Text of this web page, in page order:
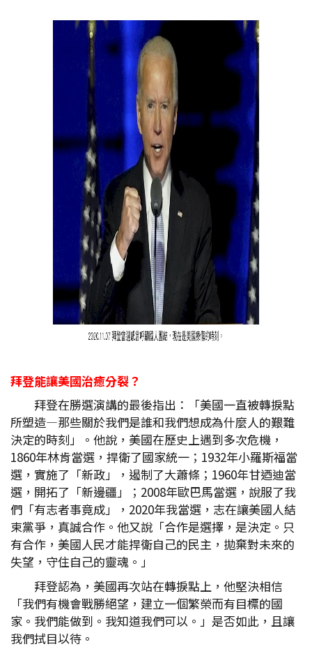
拜登能讓美國治癒分裂？
拜登在勝選演講的最後指出：「美國一直被轉捩點
所塑造—那些關於我們是誰和我們想成為什麼人的艱難
決定的時刻」。他說，美國在歷史上遇到多次危機，
1860年林肯當選，捍衛了國家統一；1932年小羅斯福當
選，實施了「新政」，遏制了大蕭條；1960年甘迺迪當
選，開拓了「新邊疆」；2008年歐巴馬當選，說服了我
們「有志者事竟成」，2020年我當選，志在讓美國人結
束黨爭，真誠合作。他又說「合作是選擇，是決定。只
有合作，美國人民才能捍衛自己的民主，拋棄對未來的
失望，守住自己的靈魂。」
拜登認為，美國再次站在轉捩點上，他堅決相信
「我們有機會戰勝絕望，建立一個繁榮而有目標的國
家。我們能做到。我知道我們可以。」是否如此，且讓
我們拭目以待。